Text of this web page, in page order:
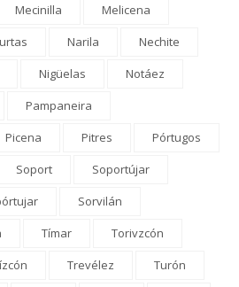
Mecinilla
Melicena
Narila
Nechite
Nigüelas
Notáez
Pampaneira
Picena Pitres
Pórtugos
Soport
Soportújar
Sorvilán
Tímar
Torivzcón
Trevélez
Turón